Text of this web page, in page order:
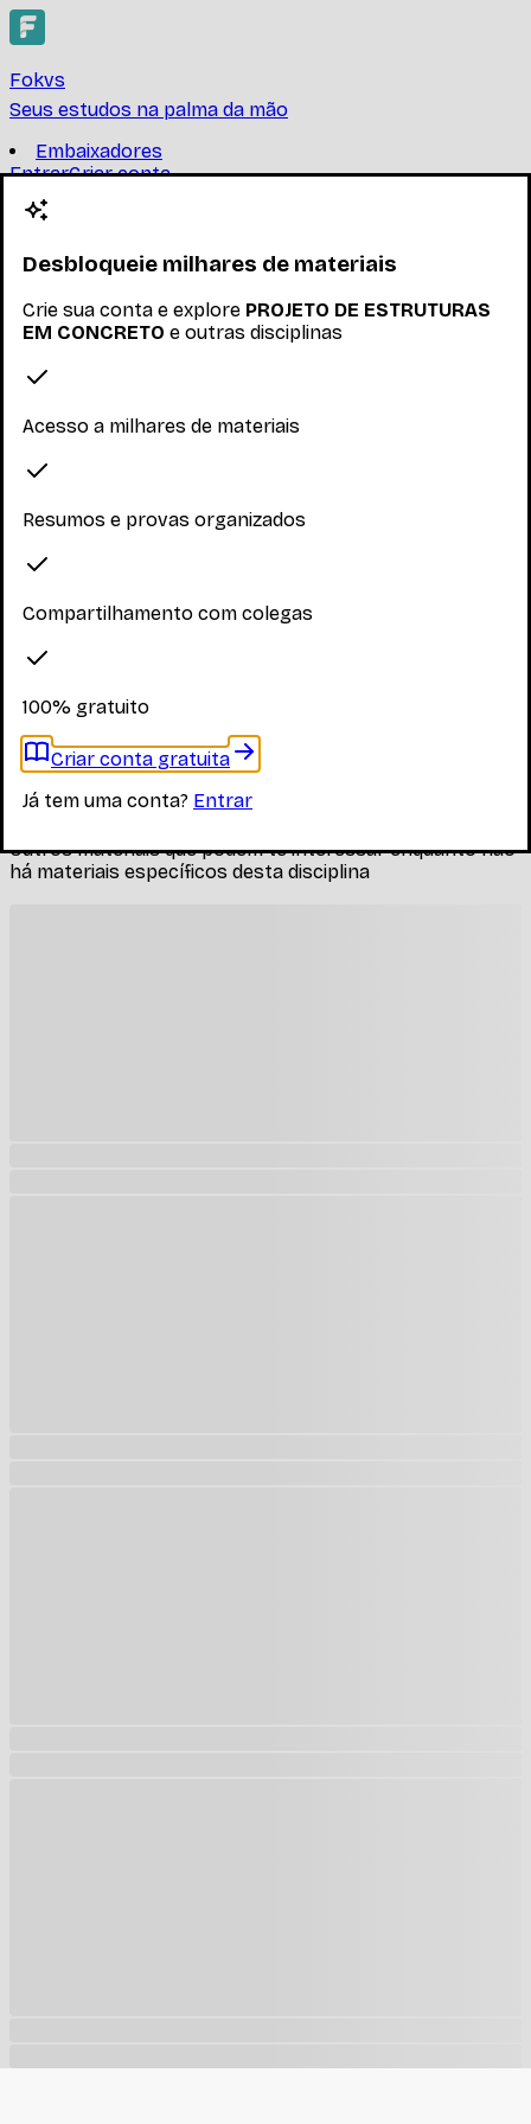
Fokvs
Seus estudos na palma da mão
Embaixadores
EntrarCriar conta
Criar conta
PROJETO DE ESTRUTURAS
EM CONCRETO
UNIVERSIDADE FEDERAL DE MINAS GERAIS
ESTRUTURAS EM CONCRETO
Nenhum inscrito ainda
Materiais
Explore os materiais disponíveis
disciplina
Entrar
Materiais relacionados
Outros materiais que podem te interessar enquanto não
há materiais específicos desta disciplina
Desbloqueie milhares de materiais
Crie sua conta e explore PROJETO DE ESTRUTURAS
EM CONCRETO e outras disciplinas
Acesso a milhares de materiais
Resumos e provas organizados
Compartilhamento com colegas
100% gratuito
Criar conta gratuita
Já tem uma conta? Entrar